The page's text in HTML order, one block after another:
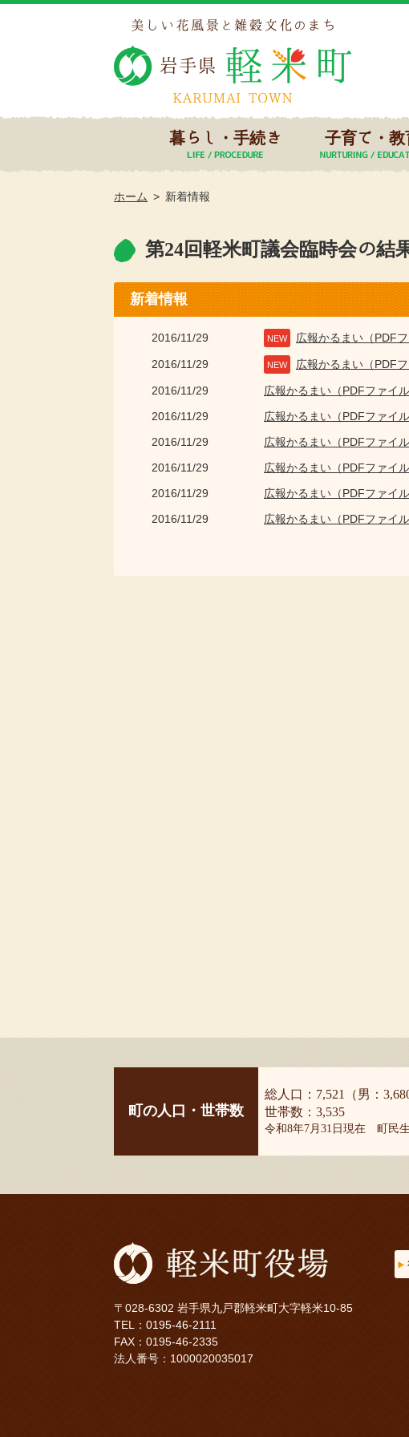
暮らし・手続き 子育て・教
ホーム 新着情報
第24回軽米町議会臨時会の結
新着情報
2016/11/29 NEW 広報かるまい（PDF
2016/11/29 NEW 広報かるまい（PDF
2016/11/29
広報かるまい（PDFファイ
2016/11/29
広報かるまい（PDFファイ
2016/11/29
広報かるまい（PDFファイ
2016/11/29
広報かるまい（PDFファイ
2016/11/29
広報かるまい（PDFファイ
2016/11/29
広報かるまい（PDFファイ
町の人口・世帯数
総人口：7,521（男：
世帯数：3,535
令和8年7月31日現在 町民
〒028-6302 岩手県九戸郡軽米町大字軽米10-85
TEL： 0195-46-2111
FAX：0195-46-2335
法人番号：1000020035017